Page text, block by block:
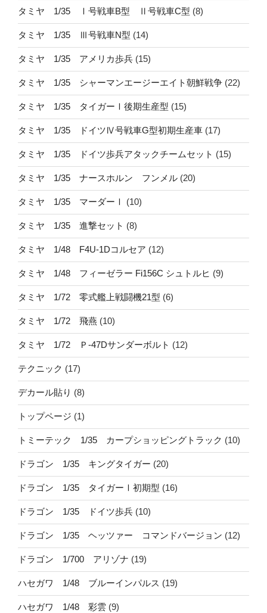
タミヤ 1/35 Ⅰ号戦車B型 Ⅱ号戦車C型 (8)
タミヤ 1/35 Ⅲ号戦車N型 (14)
タミヤ 1/35 アメリカ歩兵 (15)
タミヤ 1/35 シャーマンエージーエイト朝鮮戦争 (22)
タミヤ 1/35 タイガーⅠ後期生産型 (15)
タミヤ 1/35 ドイツⅣ号戦車G型初期生産車 (17)
タミヤ 1/35 ドイツ歩兵アタックチームセット (15)
タミヤ 1/35 ナースホルン フンメル (20)
タミヤ 1/35 マーダーⅠ (10)
タミヤ 1/35 進撃セット (8)
タミヤ 1/48 F4U-1Dコルセア (12)
タミヤ 1/48 フィーゼラー Fi156C シュトルヒ (9)
タミヤ 1/72 零式艦上戦闘機21型 (6)
タミヤ 1/72 飛燕 (10)
タミヤ 1/72 Ｐ-47Dサンダーボルト (12)
テクニック (17)
デカール貼り (8)
トップページ (1)
トミーテック 1/35 カープショッピングトラック (10)
ドラゴン 1/35 キングタイガー (20)
ドラゴン 1/35 タイガーⅠ初期型 (16)
ドラゴン 1/35 ドイツ歩兵 (10)
ドラゴン 1/35 ヘッツァー コマンドバージョン (12)
ドラゴン 1/700 アリゾナ (19)
ハセガワ 1/48 ブルーインパルス (19)
ハセガワ 1/48 彩雲 (9)